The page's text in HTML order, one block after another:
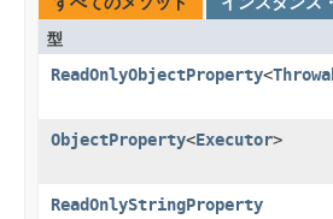
型
ReadOnlyObjectProperty<
ObjectProperty<Executor>
ReadOnlyStringProperty